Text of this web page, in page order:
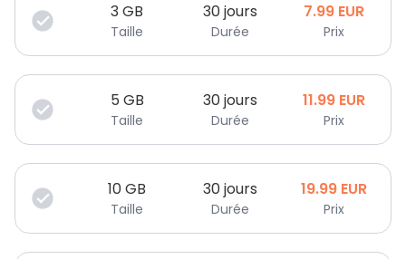
3GB
Taille
30 jours
Durée
7.99 EUR
Prix
5 GB
Taille
30 jours
Durée
11.99 EUR
Prix
10GB
Taille
30 jours
Durée
19.99 EUR
Prix